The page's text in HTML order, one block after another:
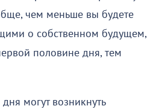
чем меньше вы будете
о собственном будущем,
половине дня, тем
могут возникнуть